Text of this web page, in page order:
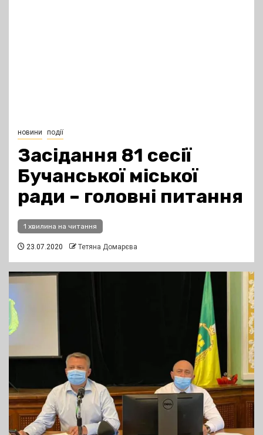
новини події
Засідання 81 сесії
Бучанської міської
ради – головні питання
1 хвилина на читання
23.07.2020 Тетяна Домарєва